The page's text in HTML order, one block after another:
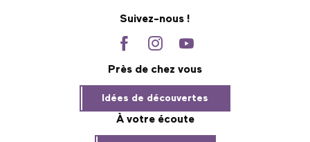
Suivez-nous !
Près de chez vous
Idées de découvertes
À votre écoute